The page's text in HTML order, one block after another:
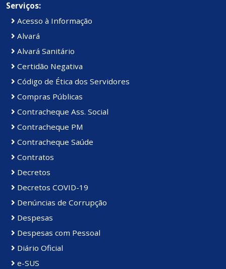
Serviços:
Acesso à Informação
Alvará
Alvará Sanitário
Certidão Negativa
Código de Ética dos Servidores
Compras Públicas
Contracheque Ass. Social
Contracheque PM
Contracheque Saúde
Contratos
Decretos
Decretos COVID-19
Denúncias de Corrupção
Despesas
Despesas com Pessoal
Diário Oficial
e-SUS